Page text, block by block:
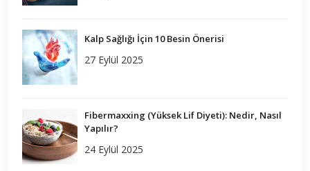
Kalp Sağlığı İçin 10 Besin Önerisi
27 Eylül 2025
Fibermaxxing (Yüksek Lif Diyeti): Nedir, Nasıl
Yapılır?
24 Eylül 2025